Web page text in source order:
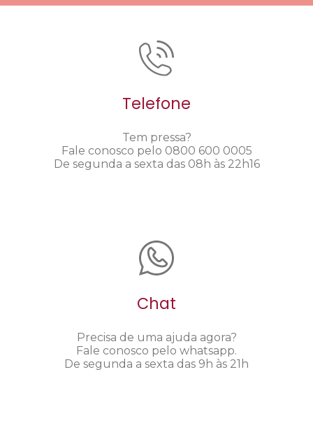
Telefone
Tem pressa?
Fale conosco pelo 0800 600 0005
De segunda a sexta das 08h às 22h16
Chat
Precisa de uma ajuda agora?
Fale conosco pelo whatsapp.
De segunda a sexta das 9h às 21h